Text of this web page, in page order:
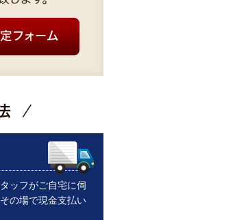
ッフがご自宅に伺
の場で現金支払い